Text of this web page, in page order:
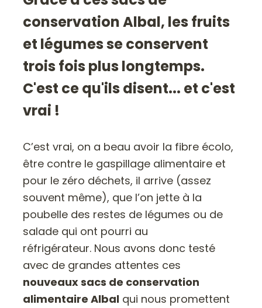
conservation Albal, les fruits
et légumes se conservent
trois fois plus longtemps.
C'est ce qu'ils disent... et c'est
vrai !
C’est vrai, on a beau avoir la fibre écolo,
être contre le gaspillage alimentaire et
pour le zéro déchets, il arrive (assez
souvent même), que l’on jette à la
poubelle des restes de légumes ou de
salade qui ont pourri au
réfrigérateur. Nous avons donc testé
avec de grandes attentes ces
nouveaux sacs de conservation
alimentaire Albal qui nous promettent